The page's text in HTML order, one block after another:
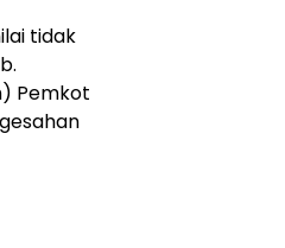
tidak
Pemkot